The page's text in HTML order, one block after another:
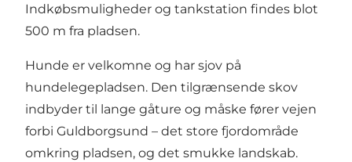
Indkøbsmuligheder og tankstation findes blot
500 m fra pladsen.
Hunde er velkomne og har sjov på
hundelegepladsen. Den tilgrænsende skov
indbyder til lange gåture og måske fører vejen
forbi Guldborgsund – det store fjordområde
omkring pladsen, og det smukke landskab.